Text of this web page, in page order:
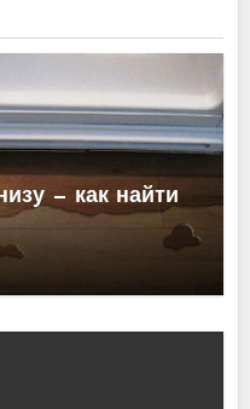
— как найти